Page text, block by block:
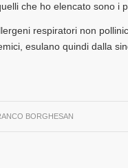
che ho elencato sono i
respiratori non
esulano quindi dalla
BORGHESAN